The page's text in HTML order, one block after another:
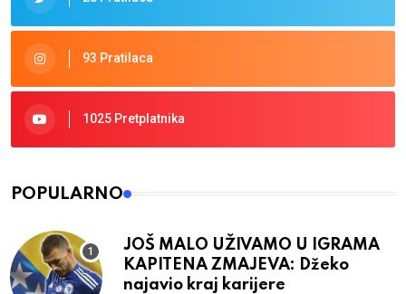
93 Pratilaca
1025 Pretplatnika
POPULARNO
JOŠ MALO UŽIVAMO U IGRAMA
KAPITENA ZMAJEVA: Džeko
najavio kraj karijere